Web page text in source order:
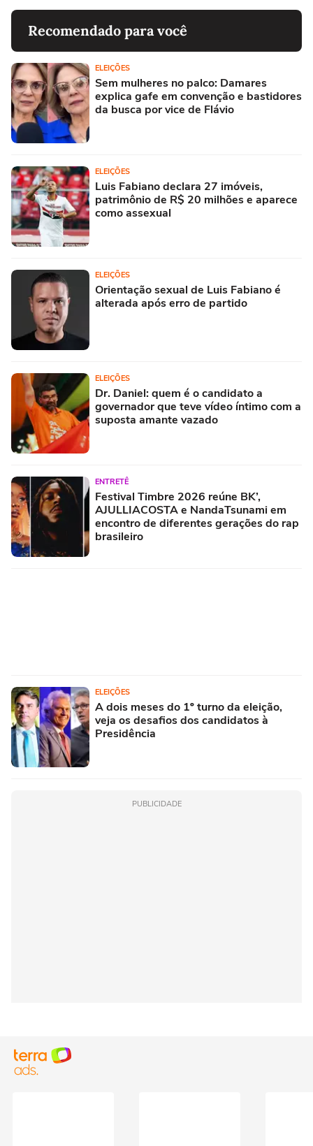
Recomendado para você
ELEIÇÕES
Sem mulheres no palco: Damares
explica gafe em convenção e bastidores
da busca por vice de Flávio
ELEIÇÕES
Luis Fabiano declara 27 imóveis,
patrimônio de R$ 20 milhões e aparece
como assexual
ELEIÇÕES
Orientação sexual de Luis Fabiano é
alterada após erro de partido
ELEIÇÕES
Dr. Daniel: quem é o candidato a
governador que teve vídeo íntimo com a
suposta amante vazado
ENTRETÊ
Festival Timbre 2026 reúne BK’,
AJULLIACOSTA e NandaTsunami em
encontro de diferentes gerações do rap
brasileiro
ELEIÇÕES
A dois meses do 1º turno da eleição,
veja os desafios dos candidatos à
Presidência
PUBLICIDADE